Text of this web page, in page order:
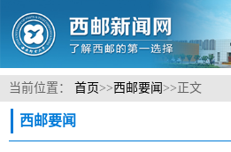
当前位置： 首页>>西邮要闻 >> 正文
西邮要闻